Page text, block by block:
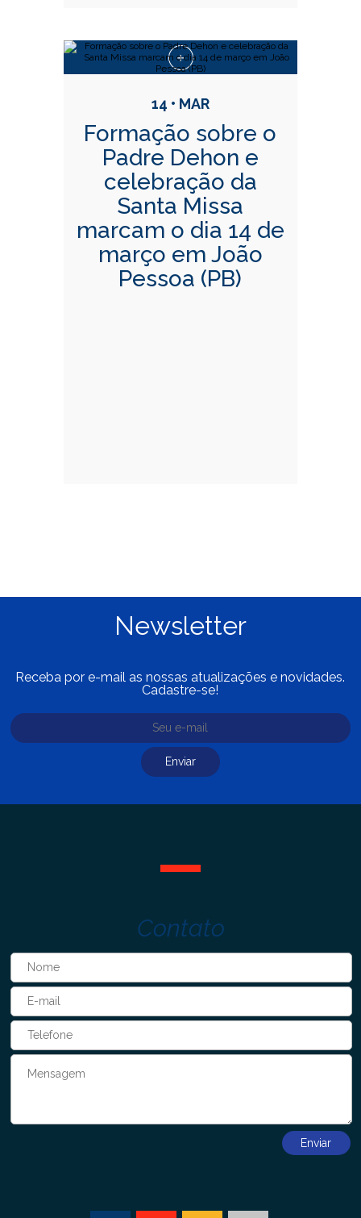
14 • MAR
Formação sobre o
Padre Dehon e
celebração da
Santa Missa
marcam o dia 14 de
março em João
Pessoa (PB)
Newsletter
Receba por e-mail as nossas atualizações e novidades.
Cadastre-se!
Contato